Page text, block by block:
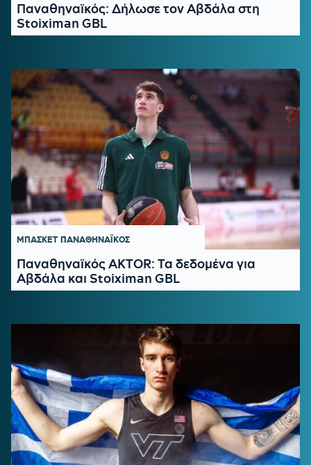
Παναθηναϊκός: Δήλωσε τον Αβδάλα στη
Stoiximan GBL
ΜΠΑΣΚΕΤ ΠΑΝΑΘΗΝΑΪΚΟΣ
Παναθηναϊκός AKTOR: Τα δεδομένα για
Αβδάλα και Stoiximan GBL